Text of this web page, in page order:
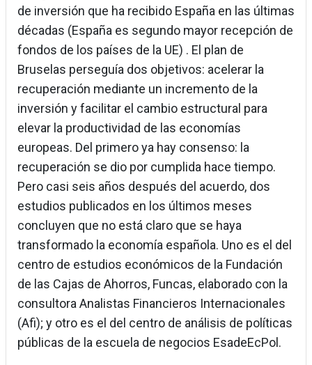
de inversión que ha recibido España en las últimas
décadas (España es segundo mayor recepción de
fondos de los países de la UE) . El plan de
Bruselas perseguía dos objetivos: acelerar la
recuperación mediante un incremento de la
inversión y facilitar el cambio estructural para
elevar la productividad de las economías
europeas. Del primero ya hay consenso: la
recuperación se dio por cumplida hace tiempo.
Pero casi seis años después del acuerdo, dos
estudios publicados en los últimos meses
concluyen que no está claro que se haya
transformado la economía española. Uno es el del
centro de estudios económicos de la Fundación
de las Cajas de Ahorros, Funcas, elaborado con la
consultora Analistas Financieros Internacionales
(Afi); y otro es el del centro de análisis de políticas
públicas de la escuela de negocios EsadeEcPol.